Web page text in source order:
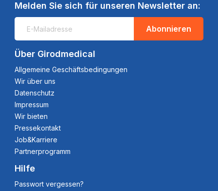
Melden Sie sich für unseren Newsletter an:
Abonnieren
Über Girodmedical
Allgemeine Geschäftsbedingungen
Wir über uns
Datenschutz
Impressum
Wir bieten
Pressekontakt
Job&Karriere
Partnerprogramm
Hilfe
Passwort vergessen?